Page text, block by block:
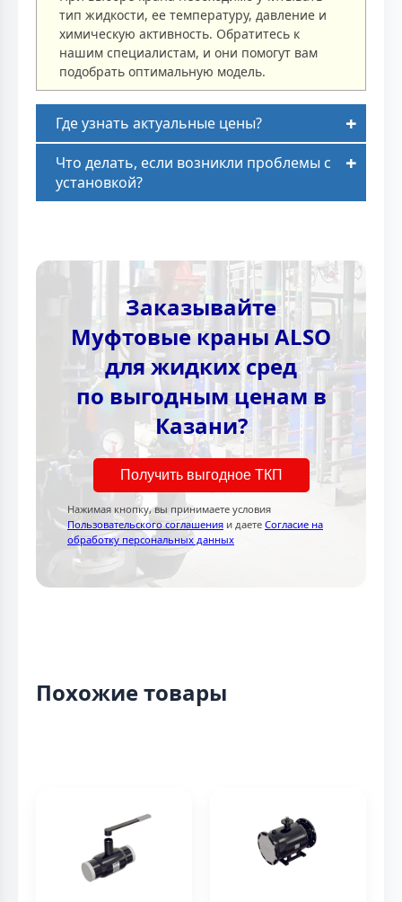
тип жидкости, ее температуру, давление и
химическую активность. Обратитесь к
нашим специалистам, и они помогут вам
подобрать оптимальную модель.
Где узнать актуальные цены?
Что делать, если возникли проблемы с
установкой?
Заказывайте
Муфтовые краны ALSO
для жидких сред
по выгодным ценам в
Казани?
Получить выгодное ТКП
Нажимая кнопку, вы принимаете условия
Пользовательского соглашения и даете Согласие на
обработку персональных данных
Похожие товары